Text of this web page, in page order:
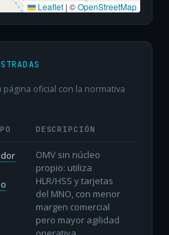
Leaflet | ©OpenStreetMap
página oficial con la normativa
DESCRIPCIÓN
OMV sin núcleo
propio: utiliza
HLR/HSS y tarjetas
del MNO, con menor
margen comercial
pero mayor agilidad